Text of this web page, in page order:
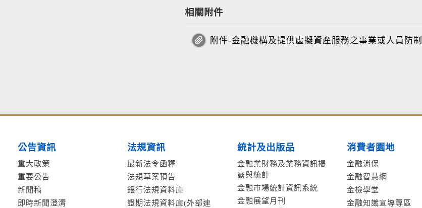
相關附件
附件-金融機構及提供虛擬資產服務之事業或人員防
公告資訊
重大政策
重要公告
新聞稿
即時新聞澄清
法規資訊
最新法令函釋
法規草案預告
銀行法規資料庫
證期法規資料庫(外部連
統計及出版品
金融業財務及業務資訊揭
露與統計
金融市場統計資訊系統
金融展望月刊
消費者園地
金融消保
金融智慧網
金檢學堂
金融知識宣導專區